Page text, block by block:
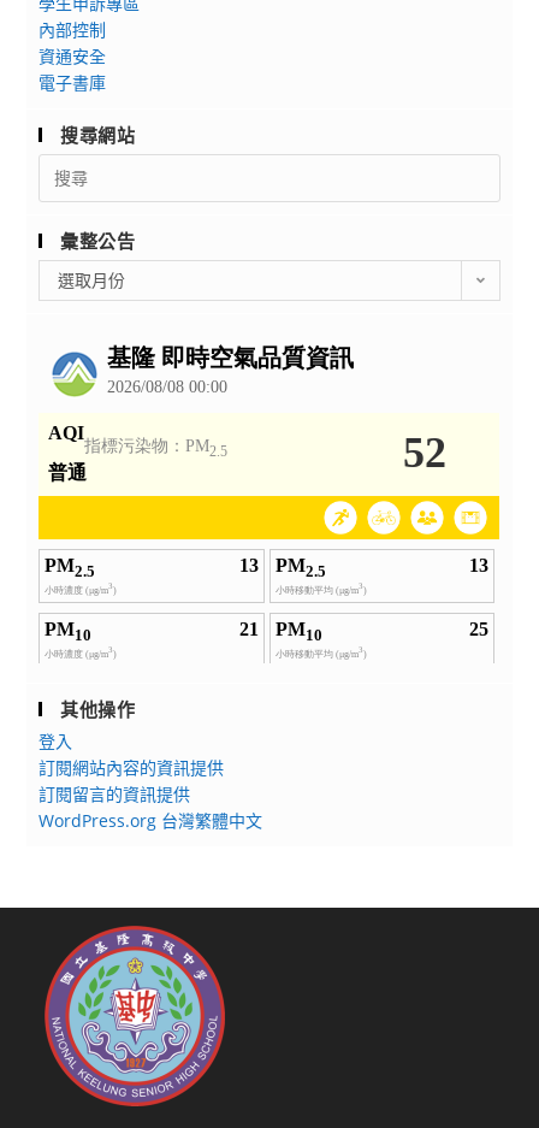
內部控制
資通安全
電子書庫
搜尋網站
Search
for:
彙整公告
整
選取月份
其他操作
登入
訂閱網站內容的資訊提供
訂閱留言的資訊提供
WordPress.org 台灣繁體中文